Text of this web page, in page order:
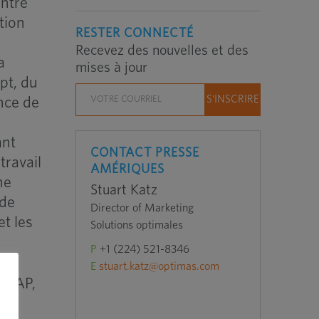
du
de
les
RESTER CONNECTÉ
Recevez des nouvelles et des
mises à jour
CONTACT PRESSE
AMÉRIQUES
Stuart Katz
Director of Marketing
Solutions optimales
P +1 (224) 521-8346
E stuart.katz@optimas.com